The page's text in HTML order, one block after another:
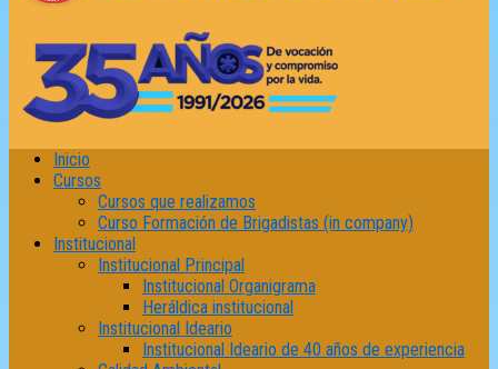
Inicio
Cursos
Cursos que realizamos
Curso Formación de Brigadistas (in company)
Institucional
Institucional Principal
Institucional Organigrama
Heráldica institucional
Institucional Ideario
Institucional Ideario de 40 años de experiencia